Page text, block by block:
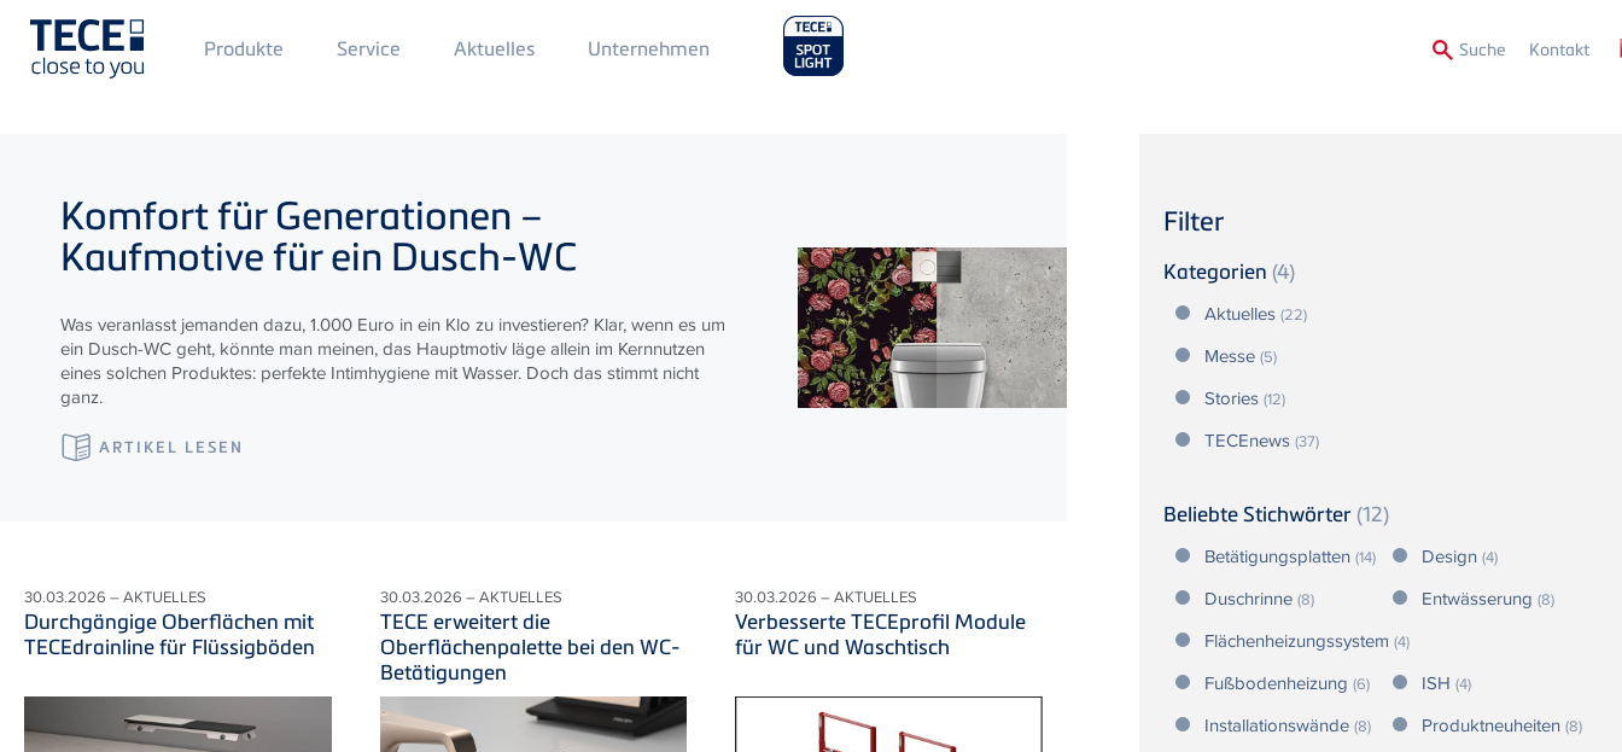
Main
Menü
Produkte Service Aktuelles Main
Menu
Unternehmen Suche Kontakt
Filter
Kategorien (4)
Aktuelles (22)
Messe (5)
Stories (12)
TECEnews (37)
Beliebte Stichwörter (12)
Betätigungsplatten (14) Design (4)
Duschrinne (8) Entwässerung (8)
Flächenheizungssystem (4)
Fußbodenheizung (6) ISH (4)
Installationswände (8) Produktneuheiten (8)
Komfort für Generationen –
Kaufmotive für ein Dusch-WC
Was veranlasst jemanden dazu, 1.000 Euro in ein Klo zu investieren? Klar, wenn es um
ein Dusch-WC geht, könnte man meinen, das Hauptmotiv läge allein im Kernnutzen
eines solchen Produktes: perfekte Intimhygiene mit Wasser. Doch das stimmt nicht
ganz.
ARTIKEL LESEN
30.03.2026 – AKTUELLES
Durchgängige Oberflächen mit
TECEdrainline für Flüssigböden
30.03.2026 – AKTUELLES
TECE erweitert die
Oberflächenpalette bei den WC-
Betätigungen
30.03.2026 – AKTUELLES
Verbesserte TECEprofil Module
für WC und Waschtisch